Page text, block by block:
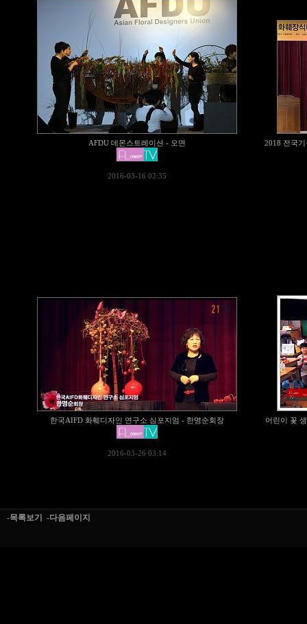
AFDU 데몬스트레이션 - 오면
2016-03-16 02:35
2018 전국
한국AIFD 화훼디자인 연구소 심포지엄 - 한명순회장
2016-03-26 03:14
어린이 꽃
-목록보기 -다음페이지